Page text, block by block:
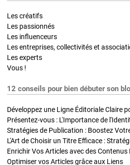
Les créatifs
Les passionnés
Les influenceurs
Les entreprises, collectivités et
Les experts
Vous !
12 conseils pour bien débuter son
Développez une Ligne Éditoriale Claire
Présentez-vous : L'Importance de
L'Art de Choisir un Titre Efficace :
Optimiser vos Articles grâce aux Liens